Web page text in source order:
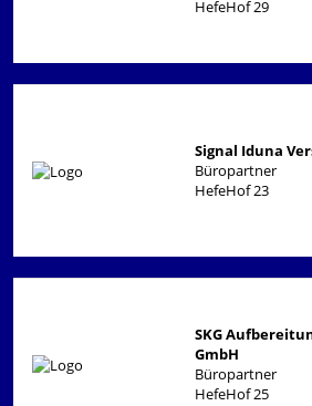
HefeHof 29
Signal Iduna
Büropartner
HefeHof 23
SKG
GmbH
Büropartner
HefeHof 25